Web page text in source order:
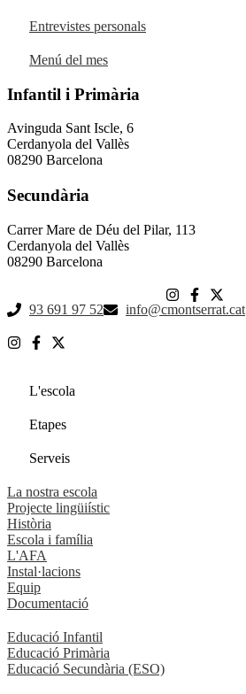
Entrevistes personals
Menú del mes
Infantil i Primària
Avinguda Sant Iscle, 6
Cerdanyola del Vallès
08290 Barcelona
Secundària
Carrer Mare de Déu del Pilar, 113
Cerdanyola del Vallès
08290 Barcelona
93 691 97 52 info@cmontserrat.cat
L'escola
Etapes
Serveis
La nostra escola
Projecte lingüiístic
Història
Escola i família
L'AFA
Instal·lacions
Equip
Documentació
Educació Infantil
Educació Primària
Educació Secundària (ESO)